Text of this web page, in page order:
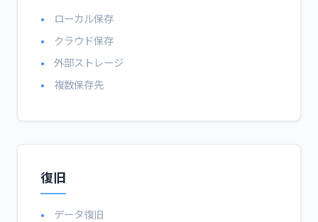
ローカル保存
クラウド保存
外部ストレージ
複数保存先
復旧
データ復旧